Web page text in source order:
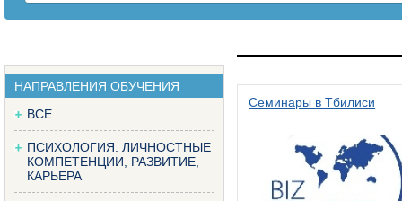
НАПРАВЛЕНИЯ ОБУЧЕНИЯ
ВСЕ
ПСИХОЛОГИЯ. ЛИЧНОСТНЫЕ
КОМПЕТЕНЦИИ, РАЗВИТИЕ,
КАРЬЕРА
Семинары в Тбилиси